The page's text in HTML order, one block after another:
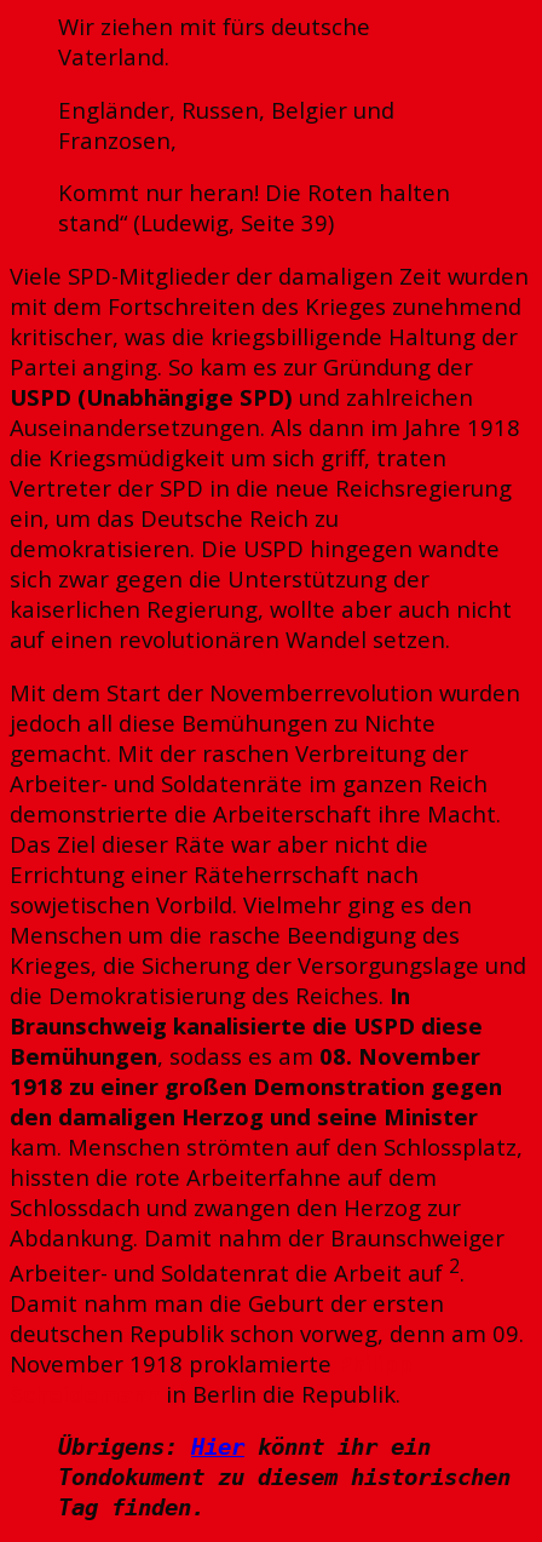
Wir ziehen mit fürs deutsche
Vaterland.
Engländer, Russen, Belgier und
Franzosen,
Kommt nur heran! Die Roten halten
stand“ (Ludewig, Seite 39)
Viele SPD-Mitglieder der damaligen Zeit wurden
mit dem Fortschreiten des Krieges zunehmend
kritischer, was die kriegsbilligende Haltung der
Partei anging. So kam es zur Gründung der
USPD (Unabhängige SPD) und zahlreichen
Auseinandersetzungen. Als dann im Jahre 1918
die Kriegsmüdigkeit um sich griff, traten
Vertreter der SPD in die neue Reichsregierung
ein, um das Deutsche Reich zu
demokratisieren. Die USPD hingegen wandte
sich zwar gegen die Unterstützung der
kaiserlichen Regierung, wollte aber auch nicht
auf einen revolutionären Wandel setzen.
Mit dem Start der Novemberrevolution wurden
jedoch all diese Bemühungen zu Nichte
gemacht. Mit der raschen Verbreitung der
Arbeiter- und Soldatenräte im ganzen Reich
demonstrierte die Arbeiterschaft ihre Macht.
Das Ziel dieser Räte war aber nicht die
Errichtung einer Räteherrschaft nach
sowjetischen Vorbild. Vielmehr ging es den
Menschen um die rasche Beendigung des
Krieges, die Sicherung der Versorgungslage und
die Demokratisierung des Reiches. In
Braunschweig kanalisierte die USPD diese
Bemühungen, sodass es am 08. November
1918 zu einer großen Demonstration gegen
den damaligen Herzog und seine Minister
kam. Menschen strömten auf den Schlossplatz,
hissten die rote Arbeiterfahne auf dem
Schlossdach und zwangen den Herzog zur
Abdankung. Damit nahm der Braunschweiger
Arbeiter- und Soldatenrat die Arbeit auf 2.
Damit nahm man die Geburt der ersten
deutschen Republik schon vorweg, denn am 09.
November 1918 proklamierte
in Berlin die Republik.
Übrigens: Hierkönnt ihr ein
Tondokument zu diesem historischen
Tag finden.